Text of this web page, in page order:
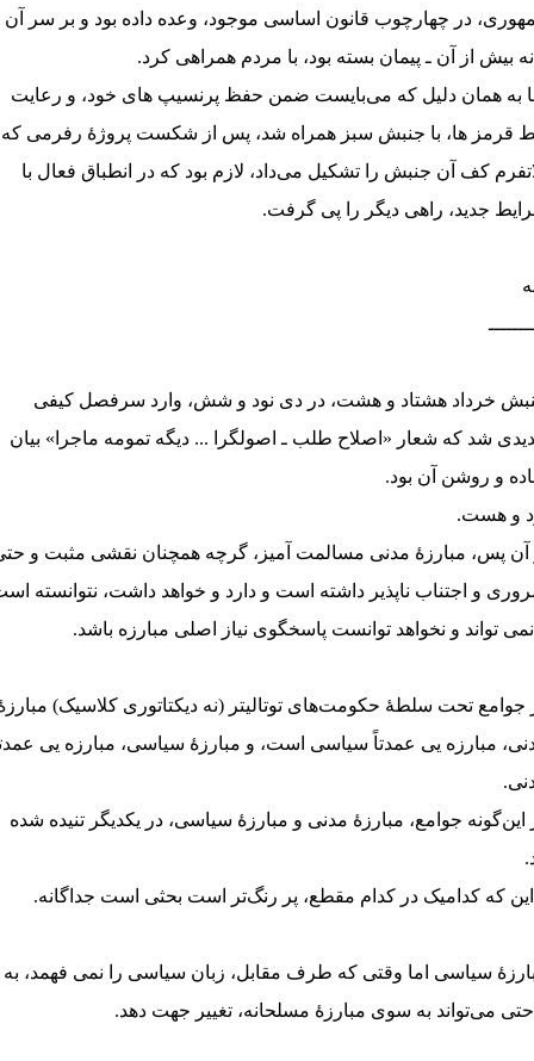
در چهارچوب قانون اساسی موجود، وعده داده بود و بر سر آن
بیش از آن ـ پیمان بسته بود، با مردم همراهی کرد.
به همان دلیل که می‌بایست ضمن حفظ پرنسیپ های خود، و رعایت
قرمز ها، با جنبش سبز همراه شد، پس از شکست پروژهٔ رفرمی که
کف آن جنبش را تشکیل می‌داد، لازم بود که در انطباق فعال با
جدید، راهی دیگر را پی گرفت.
خرداد هشتاد و هشت، در دی نود و شش، وارد سرفصل کیفی
شد که شعار «اصلاح طلب ـ اصولگرا ... دیگه تمومه ماجرا» بیان
و روشن آن بود.
و هست.
آن پس، مبارزهٔ مدنی مسالمت آمیز، گرچه همچنان نقشی مثبت و
و اجتناب ناپذیر داشته است و دارد و خواهد داشت، نتوانسته
تواند و نخواهد توانست پاسخگوی نیاز اصلی مبارزه باشد.
جوامع تحت سلطهٔ حکومت‌های توتالیتر (نه دیکتاتوری کلاسیک)
مبارزه یی عمدتاً سیاسی است، و مبارزهٔ سیاسی، مبارزه یی
این‌گونه جوامع، مبارزهٔ مدنی و مبارزهٔ سیاسی، در یکدیگر تنیده شده
که کدامیک در کدام مقطع، پر رنگ‌تر است بحثی است جداگانه.
سیاسی اما وقتی که طرف مقابل، زبان سیاسی را نمی فهمد، به
می‌تواند به سوی مبارزهٔ مسلحانه، تغییر جهت دهد.